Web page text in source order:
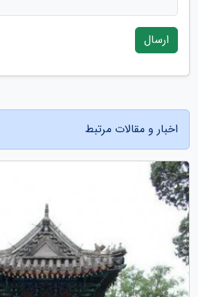
ارسال
اخبار و مقالات مرتبط